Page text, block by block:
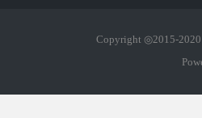
Copyright ◎2015-